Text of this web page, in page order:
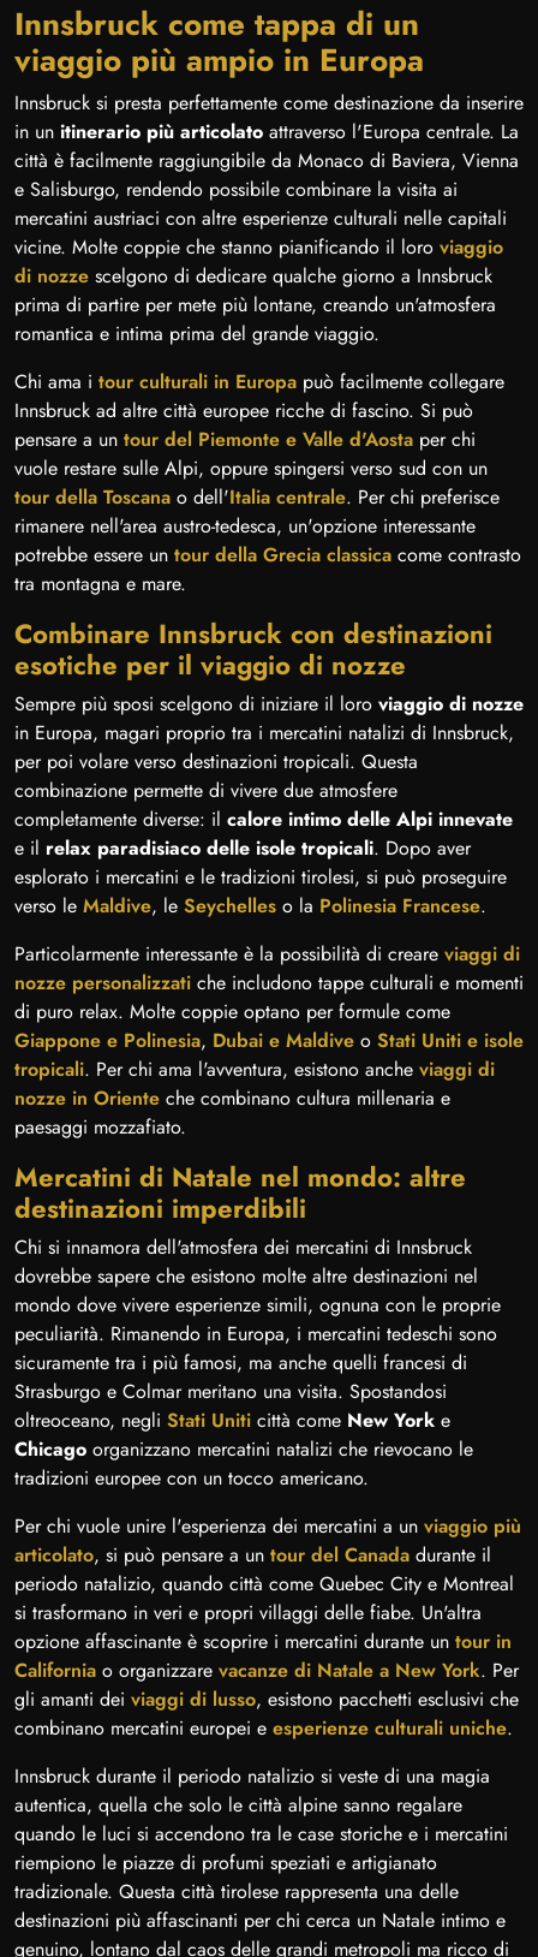
Innsbruck come tappa di un
viaggio più ampio in Europa
Innsbruck si presta perfettamente come destinazione da inserire
in un itinerario più articolato attraverso l'Europa centrale. La
città è facilmente raggiungibile da Monaco di Baviera, Vienna
e Salisburgo, rendendo possibile combinare la visita ai
mercatini austriaci con altre esperienze culturali nelle capitali
vicine. Molte coppie che stanno pianificando il loro viaggio
di nozze scelgono di dedicare qualche giorno a Innsbruck
prima di partire per mete più lontane, creando un'atmosfera
romantica e intima prima del grande viaggio.
Chi ama i tour culturali in Europa può facilmente collegare
Innsbruck ad altre città europee ricche di fascino. Si può
pensare a un tour del Piemonte e Valle d'Aosta per chi
vuole restare sulle Alpi, oppure spingersi verso sud con un
tour della Toscana o dell'Italia centrale. Per chi preferisce
rimanere nell'area austro-tedesca, un'opzione interessante
potrebbe essere un tour della Grecia classica come contrasto
tra montagna e mare.
Combinare Innsbruck con destinazioni
esotiche per il viaggio di nozze
Sempre più sposi scelgono di iniziare il loro viaggio di nozze
in Europa, magari proprio tra i mercatini natalizi di Innsbruck,
per poi volare verso destinazioni tropicali. Questa
combinazione permette di vivere due atmosfere
completamente diverse: il calore intimo delle Alpi innevate
e il relax paradisiaco delle isole tropicali. Dopo aver
esplorato i mercatini e le tradizioni tirolesi, si può proseguire
verso le Maldive, le Seychelles o la Polinesia Francese.
Particolarmente interessante è la possibilità di creare viaggi di
nozze personalizzati che includono tappe culturali e momenti
di puro relax. Molte coppie optano per formule come
Giappone e Polinesia, Dubai e Maldive o Stati Uniti e isole
tropicali. Per chi ama l'avventura, esistono anche viaggi di
nozze in Oriente che combinano cultura millenaria e
paesaggi mozzafiato.
Mercatini di Natale nel mondo: altre
destinazioni imperdibili
Chi si innamora dell'atmosfera dei mercatini di Innsbruck
dovrebbe sapere che esistono molte altre destinazioni nel
mondo dove vivere esperienze simili, ognuna con le proprie
peculiarità. Rimanendo in Europa, i mercatini tedeschi sono
sicuramente tra i più famosi, ma anche quelli francesi di
Strasburgo e Colmar meritano una visita. Spostandosi
oltreoceano, negli Stati Uniti città come New York e
Chicago organizzano mercatini natalizi che rievocano le
tradizioni europee con un tocco americano.
Per chi vuole unire l'esperienza dei mercatini a un viaggio più
articolato, si può pensare a un tour del Canada durante il
periodo natalizio, quando città come Quebec City e Montreal
si trasformano in veri e propri villaggi delle fiabe. Un'altra
opzione affascinante è scoprire i mercatini durante un tour in
California o organizzare vacanze di Natale a New York. Per
gli amanti dei viaggi di lusso, esistono pacchetti esclusivi che
combinano mercatini europei e esperienze culturali uniche.
Innsbruck durante il periodo natalizio si veste di una magia
autentica, quella che solo le città alpine sanno regalare
quando le luci si accendono tra le case storiche e i mercatini
riempiono le piazze di profumi speziati e artigianato
tradizionale. Questa città tirolese rappresenta una delle
destinazioni più affascinanti per chi cerca un Natale intimo e
genuino, lontano dal caos delle grandi metropoli ma ricco di